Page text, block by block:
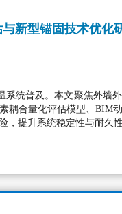
新型锚固技术优化
系统普及。本文聚焦外墙
耦合量化评估模型、BIM
，提升系统稳定性与耐久